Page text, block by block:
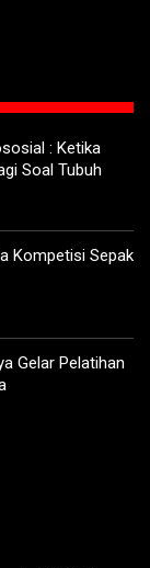
: Ketika
Soal Tubuh
Kompetisi Sepak
Gelar Pelatihan